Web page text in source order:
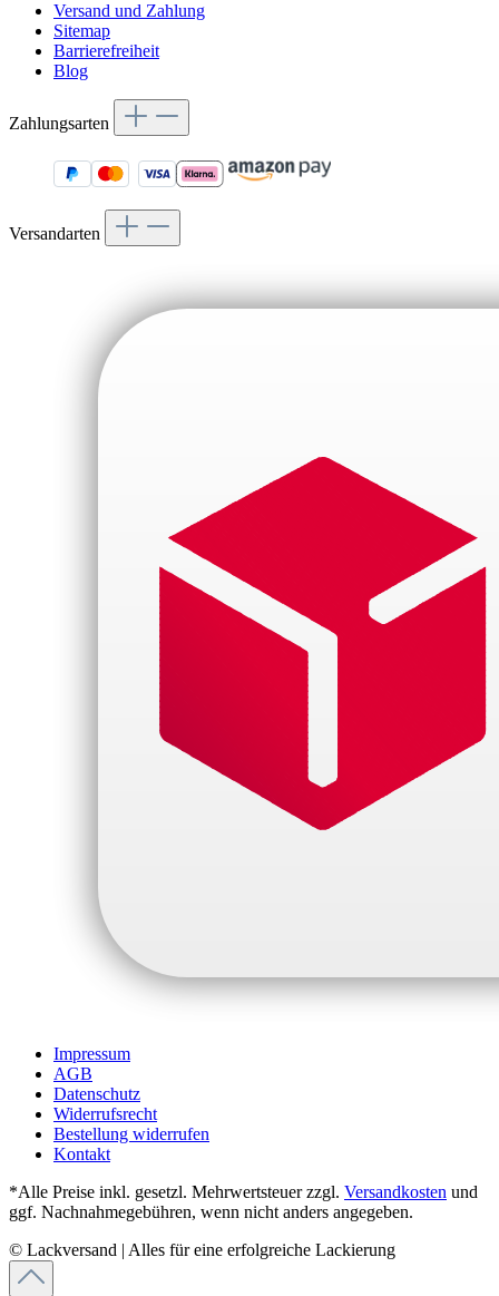
Versand und Zahlung
Sitemap
Barrierefreiheit
Blog
Zahlungsarten
Versandarten
Impressum
AGB
Datenschutz
Widerrufsrecht
Bestellung widerrufen
Kontakt
*Alle Preise inkl. gesetzl. Mehrwertsteuer zzgl. Versandkosten und
ggf. Nachnahmegebühren, wenn nicht anders angegeben.
© Lackversand | Alles für eine erfolgreiche Lackierung